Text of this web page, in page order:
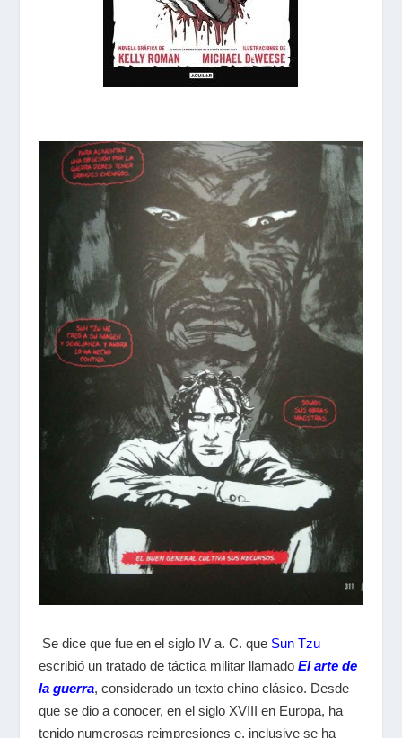
Se dice que fue en el siglo IV a. C. que Sun Tzu
escribió un tratado de táctica militar llamado El arte de
la guerra, considerado un texto chino clásico. Desde
que se dio a conocer, en el siglo XVIII en Europa, ha
tenido numerosas reimpresiones e, inclusive se ha